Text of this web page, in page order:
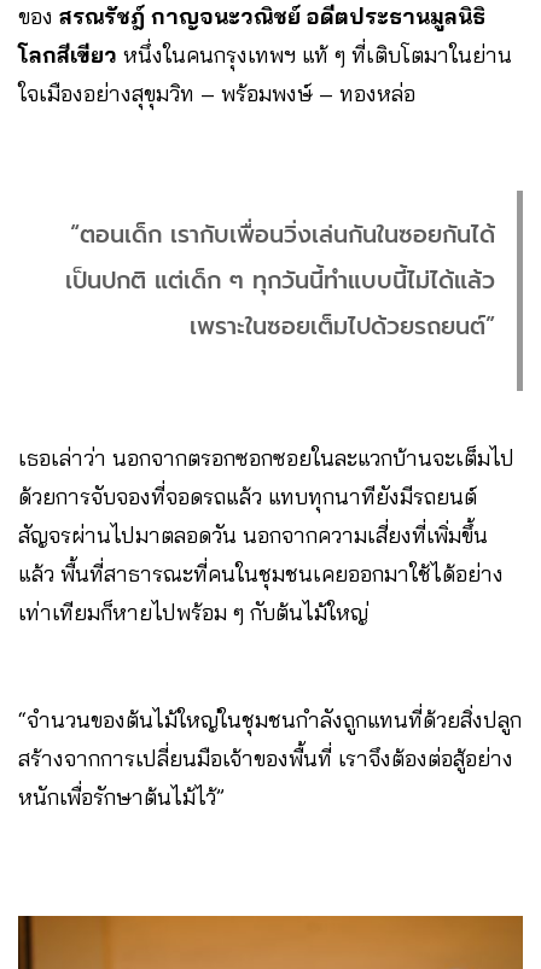
ของ สรณรัชฎ์ กาญจนะวณิชย์ อดีตประธานมูลนิธิ
โลกสีเขียว หนึ่งในคนกรุงเทพฯ แท้ ๆ ที่เติบโตมาในย่าน
ใจเมืองอย่างสุขุมวิท – พร้อมพงษ์ – ทองหล่อ
“ตอนเด็ก เรากับเพื่อนวิ่งเล่นกันในซอยกันได้
เป็นปกติ แต่เด็ก ๆ ทุกวันนี้ทำแบบนี้ไม่ได้แล้ว
เพราะในซอยเต็มไปด้วยรถยนต์”
เธอเล่าว่า นอกจากตรอกซอกซอยในละแวกบ้านจะเต็มไป
ด้วยการจับจองที่จอดรถแล้ว แทบทุกนาทียังมีรถยนต์
สัญจรผ่านไปมาตลอดวัน นอกจากความเสี่ยงที่เพิ่มขึ้น
แล้ว พื้นที่สาธารณะที่คนในชุมชนเคยออกมาใช้ได้อย่าง
เท่าเทียมก็หายไปพร้อม ๆ กับต้นไม้ใหญ่
“จำนวนของต้นไม้ใหญ่ในชุมชนกำลังถูกแทนที่ด้วยสิ่งปลูก
สร้างจากการเปลี่ยนมือเจ้าของพื้นที่ เราจึงต้องต่อสู้อย่าง
หนักเพื่อรักษาต้นไม้ไว้”